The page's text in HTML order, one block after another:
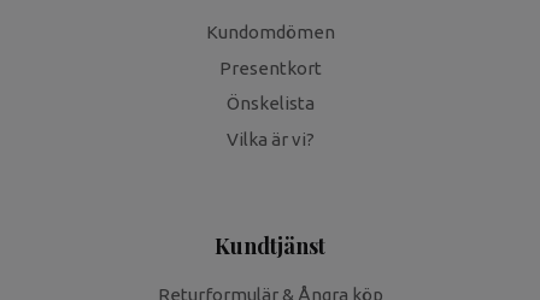
Kundomdömen
Presentkort
Önskelista
Vilka är vi?
Kundtjänst
Returformulär & Ångra köp